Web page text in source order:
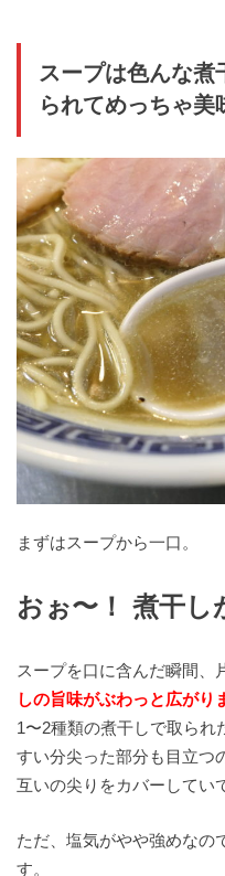
スープは色んな煮
られてめっちゃ美
まずはスープから一口。
おぉ〜！ 煮干し
スープを口に含んだ瞬間、
しの旨味がぶわっと広がり
1〜2種類の煮干しで取られ
すい分尖った部分も目立つ
互いの尖りをカバーしてい
ただ、塩気がやや強めなの
す。